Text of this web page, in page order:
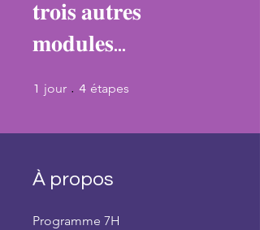
𝐭𝐫𝐨𝐢𝐬 𝐚𝐮𝐭𝐫𝐞𝐬
𝐦𝐨𝐝𝐮𝐥𝐞𝐬...
1 jour 1 jour
4 étapes
À propos
Programme 7H